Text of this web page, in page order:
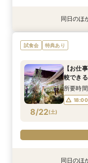
特典あり
8/21(金)
【親御
で何でも
衣装試着 特典あ
8/21(金)
【熊本
場】安
所要時
8/21(金)
タイパ
ン案内&
11:00
衣装試着 特典あ
8/21(金)
【見比
不安を
所要時
衣装試着 特典あ
8/21(金)
【金曜
わう森の
11:00
14:30
同日のほ
試食会 特典あり
8/22(土)
【お仕
較でき
所要時
衣装試着 特典あ
特典あり
衣装試着 特典あ
衣装試着 特典あ
衣装試着 特典あ
同日のほ